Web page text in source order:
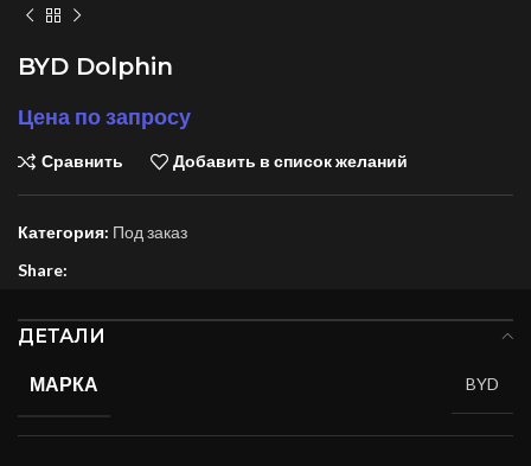
BYD Dolphin
Цена по запросу
Сравнить Добавить в список желаний
Категория: Под заказ
Share:
ДЕТАЛИ
МАРКА BYD